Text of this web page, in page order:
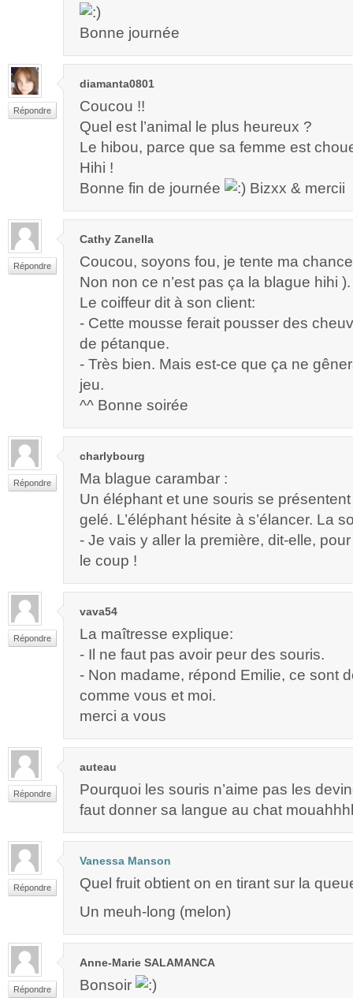
Bonne journée
Répondre
diamanta0801
Coucou !!
Quel est l’animal le plus heureux ?
Le hibou, parce que sa femme est
Hihi !
Bonne fin de journée
Bizxx & mercii
Répondre
Cathy Zanella
Coucou, soyons fou, je tente ma
Non non ce n’est pas ça la blague hihi ).
Le coiffeur dit à son client:
- Cette mousse ferait pousser des
de pétanque.
- Très bien. Mais est-ce que ça ne
jeu.
^^ Bonne soirée
Répondre
charlybourg
Ma blague carambar :
Un éléphant et une souris se présentent
gelé. L’éléphant hésite à s’élancer. La
- Je vais y aller la première, dit-elle,
le coup !
Répondre
vava54
La maîtresse explique:
- Il ne faut pas avoir peur des souris.
- Non madame, répond Emilie, ce sont
comme vous et moi.
merci a vous
Répondre
auteau
Pourquoi les souris n’aime pas les
faut donner sa langue au chat
Répondre
Vanessa Manson
Quel fruit obtient on en tirant sur la
Un meuh-long (melon)
Répondre
Anne-Marie SALAMANCA
Bonsoir